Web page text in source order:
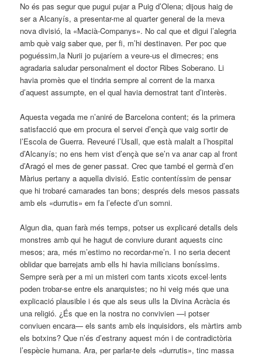
No és pas segur que pugui pujar a Puig d’Olena; dijous haig de
ser a Alcanyís, a presentar-me al quarter general de la meva
nova divisió, la «Macià-Companys». No cal que et digui l’alegria
amb què vaig saber que, per fi, m’hi destinaven. Per poc que
poguéssim,la Nurii jo pujaríem a veure-us el dimecres; ens
agradaria saludar personalment el doctor Ribes Soberano. Li
havia promès que el tindria sempre al corrent de la marxa
d’aquest assumpte, en el qual havia demostrat tant d’interès.
Aquesta vegada me n’aniré de Barcelona content; és la primera
satisfacció que em procura el servei d’ençà que vaig sortir de
l’Escola de Guerra. Reveuré l’Usall, que està malalt a l’hospital
d’Alcanyís; no ens hem vist d’ençà que se’n va anar cap al front
d’Aragó el mes de gener passat. Crec que també el germà d’en
Màrius pertany a aquella divisió. Estic contentíssim de pensar
que hi trobaré camarades tan bons; després dels mesos passats
amb els «durrutis» em fa l’efecte d’un somni.
Algun dia, quan farà més temps, potser us explicaré detalls dels
monstres amb qui he hagut de conviure durant aquests cinc
mesos; ara, més m’estimo no recordar-me’n. I no seria decent
oblidar que barrejats amb ells hi havia milicians boníssims.
Sempre serà per a mi un misteri com tants xicots excel·lents
poden trobar-se entre els anarquistes; no hi veig més que una
explicació plausible i és que als seus ulls la Divina Acràcia és
una religió. ¿És que en la nostra no convivien —i potser
conviuen encara— els sants amb els inquisidors, els màrtirs amb
els botxins? Que n’és d’estrany aquest món i de contradictòria
l’espècie humana. Ara, per parlar-te dels «durrutis», tinc massa